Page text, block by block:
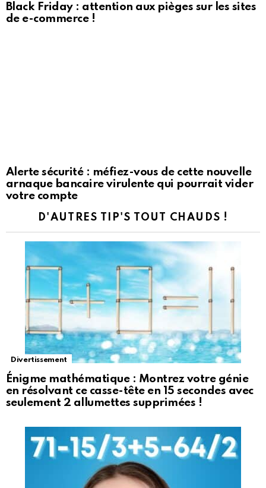
Black Friday : attention aux pièges sur les sites
de e-commerce !
Alerte sécurité : méfiez-vous de cette nouvelle
arnaque bancaire virulente qui pourrait vider
votre compte
D'AUTRES TIP'S TOUT CHAUDS !
Divertissement
Énigme mathématique : Montrez votre génie
en résolvant ce casse-tête en 15 secondes avec
seulement 2 allumettes supprimées !